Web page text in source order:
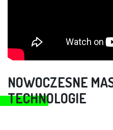
NOWOCZESNE
TECHNOLOGIE